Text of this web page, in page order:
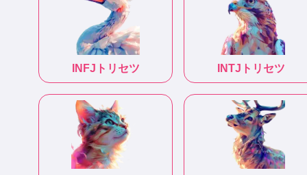
INFJ トリセツ INTJ トリセツ